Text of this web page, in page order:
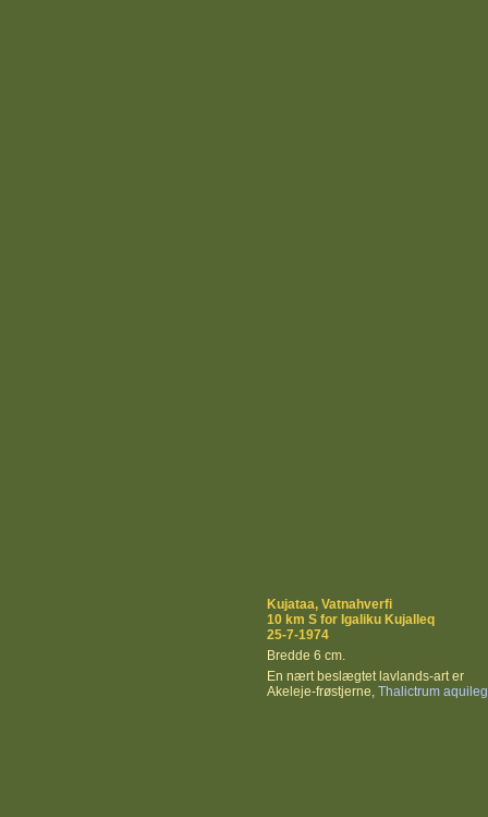
Kujataa, Vatnahverfi
10 km S for Igaliku Kujalleq
25-7-1974
Bredde 6 cm.
En nært beslægtet lavlands-art er
Akeleje-frøstjerne, Thalictrum